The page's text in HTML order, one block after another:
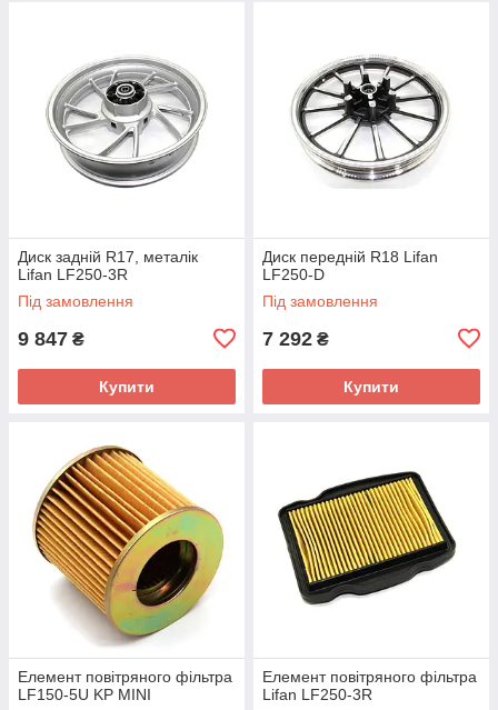
Диск задній R17, металік
Lifan LF250-3R
Під замовлення
9 847 ₴
Купити
Диск передній R18 Lifan
LF250-D
Під замовлення
7 292 ₴
Купити
Елемент повітряного фільтра
LF150-5U KP MINI
Елемент повітряного фільтра
Lifan LF250-3R